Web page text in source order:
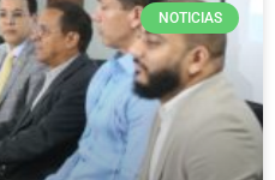
NOTICIAS